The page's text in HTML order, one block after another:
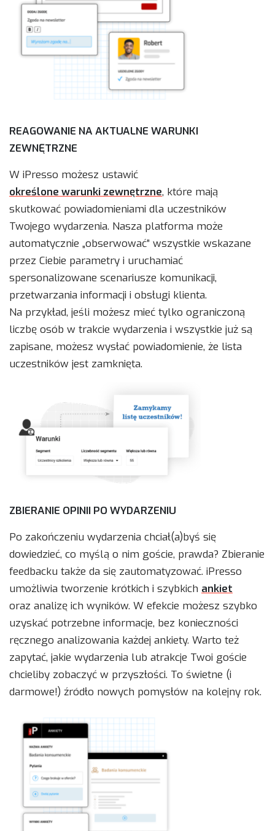
REAGOWANIE NA AKTUALNE WARUNKI
ZEWNĘTRZNE
W iPresso możesz ustawić
określone warunki zewnętrzne, które mają
skutkować powiadomieniami dla uczestników
Twojego wydarzenia. Nasza platforma może
automatycznie „obserwować” wszystkie wskazane
przez Ciebie parametry i uruchamiać
spersonalizowane scenariusze komunikacji,
przetwarzania informacji i obsługi klienta.
Na przykład, jeśli możesz mieć tylko ograniczoną
liczbę osób w trakcie wydarzenia i wszystkie już są
zapisane, możesz wysłać powiadomienie, że lista
uczestników jest zamknięta.
ZBIERANIE OPINII PO WYDARZENIU
Po zakończeniu wydarzenia chciał(a)byś się
dowiedzieć, co myślą o nim goście, prawda? Zbieranie
feedbacku także da się zautomatyzować. iPresso
umożliwia tworzenie krótkich i szybkich ankiet
oraz analizę ich wyników. W efekcie możesz szybko
uzyskać potrzebne informacje, bez konieczności
ręcznego analizowania każdej ankiety. Warto też
zapytać, jakie wydarzenia lub atrakcje Twoi goście
chcieliby zobaczyć w przyszłości. To świetne (i
darmowe!) źródło nowych pomysłów na kolejny rok.